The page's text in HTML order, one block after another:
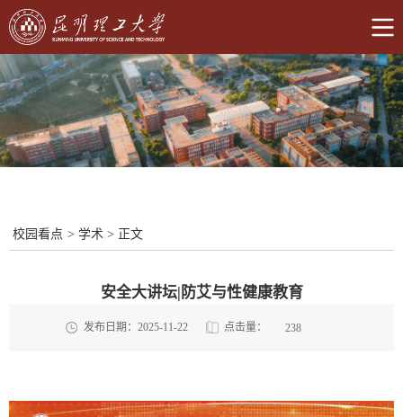
校园看点 > 学术 > 正文
安全大讲坛|防艾与性健康教育
发布日期：2025-11-22 点击量： 238